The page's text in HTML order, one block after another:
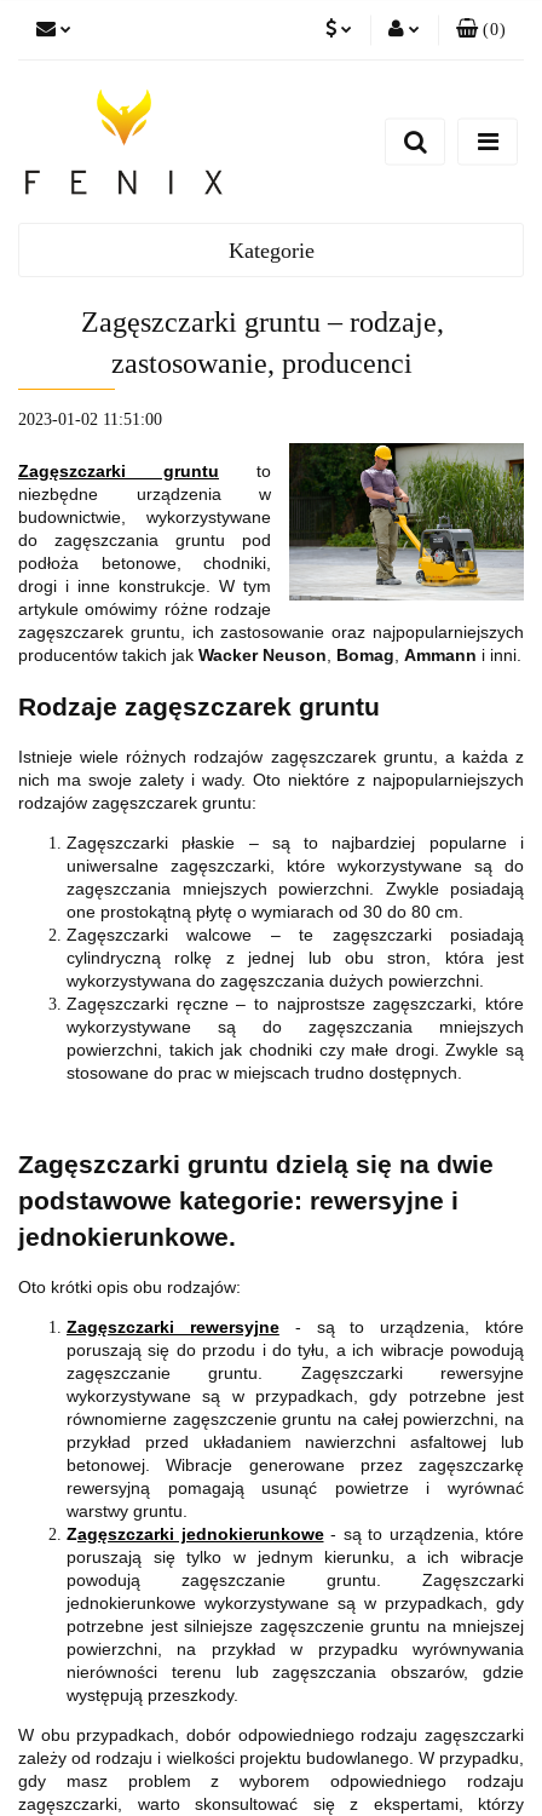
Zarejestruj się
(0)
Kategorie
Zagęszczarki gruntu – rodzaje,
zastosowanie, producenci
2023-01-02 11:51:00
Zagęszczarki gruntu to
niezbędne urządzenia w
budownictwie, wykorzystywane
do zagęszczania gruntu pod
podłoża betonowe, chodniki,
drogi i inne konstrukcje. W tym
artykule omówimy różne rodzaje
zagęszczarek gruntu, ich zastosowanie oraz najpopularniejszych
producentów takich jak Wacker Neuson, Bomag, Ammann i inni.
Rodzaje zagęszczarek gruntu
Istnieje wiele różnych rodzajów zagęszczarek gruntu, a każda z
nich ma swoje zalety i wady. Oto niektóre z najpopularniejszych
rodzajów zagęszczarek gruntu:
Zagęszczarki płaskie – są to najbardziej popularne i
uniwersalne zagęszczarki, które wykorzystywane są do
zagęszczania mniejszych powierzchni. Zwykle posiadają
one prostokątną płytę o wymiarach od 30 do 80 cm.
Zagęszczarki walcowe – te zagęszczarki posiadają
cylindryczną rolkę z jednej lub obu stron, która jest
wykorzystywana do zagęszczania dużych powierzchni.
Zagęszczarki ręczne – to najprostsze zagęszczarki, które
wykorzystywane są do zagęszczania mniejszych
powierzchni, takich jak chodniki czy małe drogi. Zwykle są
stosowane do prac w miejscach trudno dostępnych.
Zagęszczarki gruntu dzielą się na dwie
podstawowe kategorie: rewersyjne i
jednokierunkowe.
Oto krótki opis obu rodzajów:
Zagęszczarki rewersyjne- są to urządzenia, które
poruszają się do przodu i do tyłu, a ich wibracje powodują
zagęszczanie gruntu. Zagęszczarki rewersyjne
wykorzystywane są w przypadkach, gdy potrzebne jest
równomierne zagęszczenie gruntu na całej powierzchni, na
przykład przed układaniem nawierzchni asfaltowej lub
betonowej. Wibracje generowane przez zagęszczarkę
rewersyjną pomagają usunąć powietrze i wyrównać
warstwy gruntu.
Zagęszczarki jednokierunkowe- są to urządzenia, które
poruszają się tylko w jednym kierunku, a ich wibracje
powodują zagęszczanie gruntu. Zagęszczarki
jednokierunkowe wykorzystywane są w przypadkach, gdy
potrzebne jest silniejsze zagęszczenie gruntu na mniejszej
powierzchni, na przykład w przypadku wyrównywania
nierówności terenu lub zagęszczania obszarów, gdzie
występują przeszkody.
W obu przypadkach, dobór odpowiedniego rodzaju zagęszczarki
zależy od rodzaju i wielkości projektu budowlanego. W przypadku,
gdy masz problem z wyborem odpowiedniego rodzaju
zagęszczarki, warto skonsultować się z ekspertami, którzy